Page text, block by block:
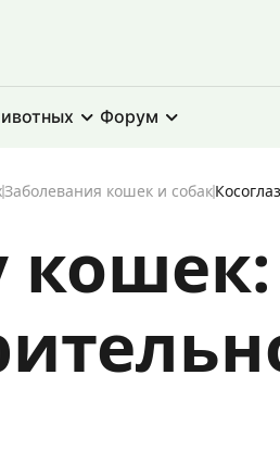
Форум
Заболевания кошек и собак